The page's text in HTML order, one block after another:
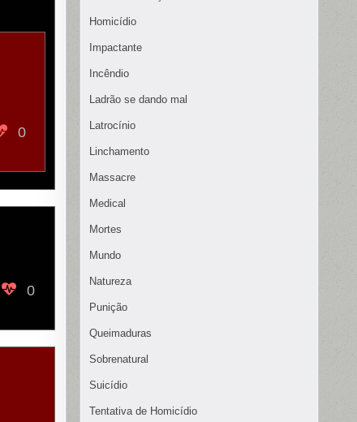
0
0
Homicídio
Impactante
Incêndio
Ladrão se dando mal
Latrocínio
Linchamento
Massacre
Medical
Mortes
Mundo
Natureza
Punição
Queimaduras
Sobrenatural
Suicídio
Tentativa de Homicídio